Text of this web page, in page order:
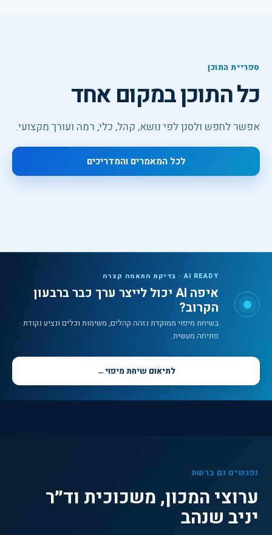
ספריית התוכן
כל התוכן במקום אחד
אפשר לחפש ולסנן לפי נושא, קהל, כלי, רמה ועורך מקצועי.
לכל המאמרים והמדריכים
AI READY · בדיקת התאמה קצרה
איפה AI יכול לייצר ערך כבר ברבעון
הקרוב?
בשיחת מיפוי ממוקדת נזהה קהלים, משימות וכלים ונציע נקודת
פתיחה מעשית.
לתיאום שיחת מיפוי←
נפגשים גם ברשת
ערוצי המכון, משכוכית וד״ר
יניב שנהב